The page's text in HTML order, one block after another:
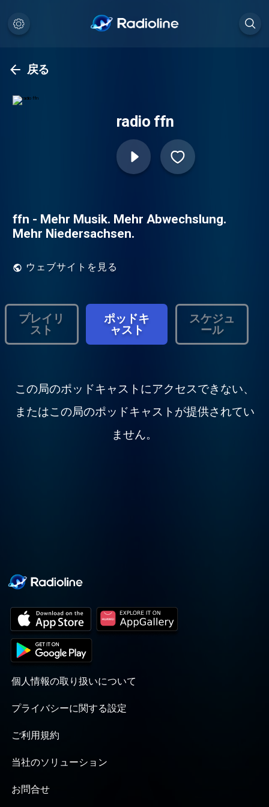
戻る
radio ffn
ffn - Mehr Musik. Mehr Abwechslung.
Mehr Niedersachsen.
ウェブサイトを見る
プレイリ
スト
ポッドキ
ャスト
スケジュ
ール
この局のポッドキャストにアクセスできない、
またはこの局のポッドキャストが提供されてい
ません。
個人情報の取り扱いについて
プライバシーに関する設定
ご利用規約
当社のソリューション
お問合せ